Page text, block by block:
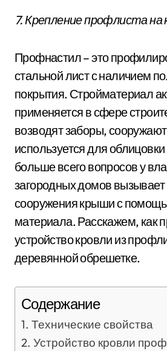
7. Крепление профлиста на
Профнастил – это
стальной лист с наличием
покрытия. Стройматериал
применяется в сфере
возводят заборы,
используется для
больше всего вопросов у
загородных домов вызывает
сооружения крыши с
материала. Расскажем, как
устройство кровли из
деревянной обрешетке.
Содержание
Технические свойства
Устройство кровли